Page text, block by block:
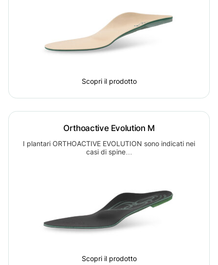
Scopri il prodotto
Orthoactive Evolution M
I plantari ORTHOACTIVE EVOLUTION sono indicati nei
casi di spine…
Scopri il prodotto